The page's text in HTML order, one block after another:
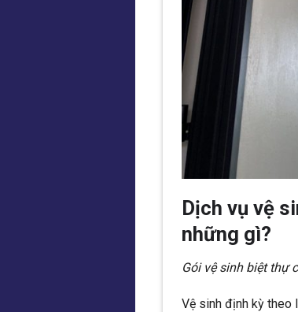
Dịch vụ vệ
những gì?
Gói vệ sinh biệt thự
Vệ sinh định kỳ theo